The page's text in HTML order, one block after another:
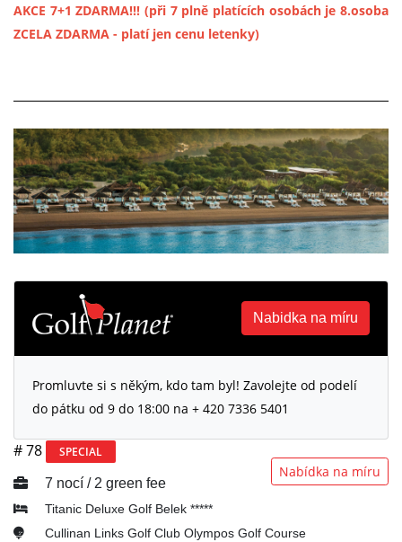
AKCE 7+1 ZDARMA!!! (při 7 plně platících osobách je 8.osoba
ZCELA ZDARMA - platí jen cenu letenky)
Nabidka na míru
Promluvte si s někým, kdo tam byl! Zavolejte od podelí
do pátku od 9 do 18:00 na + 420 7336 5401
# 78 SPECIAL
Nabídka na míru
7 nocí / 2 green fee
Titanic Deluxe Golf Belek *****
Cullinan Links Golf Club Olympos Golf Course